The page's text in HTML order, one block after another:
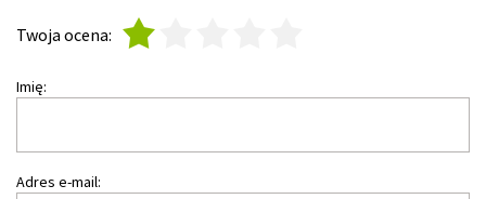
Twoja ocena:
Imię:
Adres e-mail: